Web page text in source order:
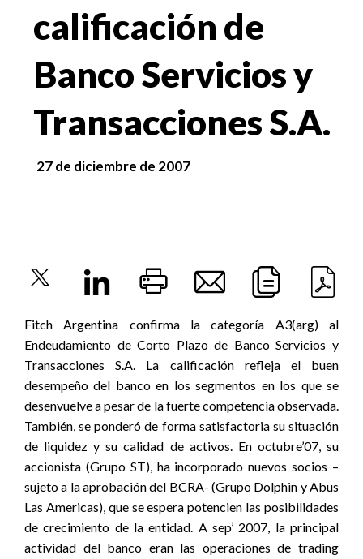
calificación de
Banco Servicios y
Transacciones S.A.
27 de diciembre de 2007
Fitch Argentina confirma la categoría A3(arg) al
Endeudamiento de Corto Plazo de Banco Servicios y
Transacciones S.A. La calificación refleja el buen
desempeño del banco en los segmentos en los que se
desenvuelve a pesar de la fuerte competencia observada.
También, se ponderó de forma satisfactoria su situación
de liquidez y su calidad de activos. En octubre’07, su
accionista (Grupo ST), ha incorporado nuevos socios –
sujeto a la aprobación del BCRA- (Grupo Dolphin y Abus
Las Americas), que se espera potencien las posibilidades
de crecimiento de la entidad. A sep’ 2007, la principal
actividad del banco eran las operaciones de trading